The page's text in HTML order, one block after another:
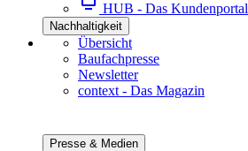
HUB - Das Kundenportal
Nachhaltigkeit
Übersicht
Baufachpresse
Newsletter
context - Das Magazin
Presse & Medien